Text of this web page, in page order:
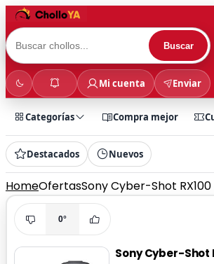
Buscar
Mi cuenta Enviar
Categorías Compra mejor
Destacados Nuevos
HomeOfertasSony Cyber-Shot RX100
0°
Sony Cyber-Shot